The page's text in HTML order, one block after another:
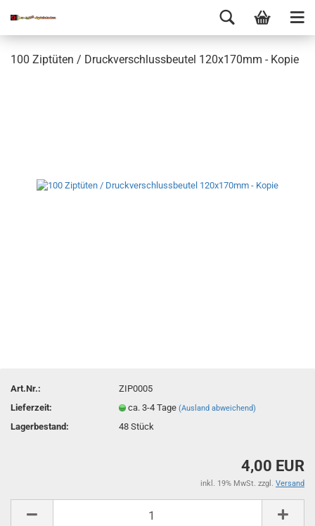
100 Ziptüten / Druckverschlussbeutel 120x170mm - Kopie
Art.Nr.:
ZIP0005
Lieferzeit:
ca. 3-4 Tage(Ausland abweichend)
Lagerbestand: 48Stück
4,00 EUR
inkl. 19% MwSt. zzgl. Versand